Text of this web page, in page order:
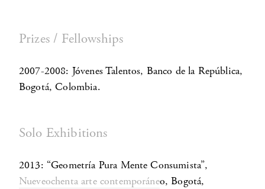
Prizes / Fellowships
2007-2008: Jóvenes Talentos, Banco de la República,
Bogotá, Colombia.
Solo Exhibitions
2013: “Geometría Pura Mente Consumista”,
Nueveochenta arte contemporáneo, Bogotá,